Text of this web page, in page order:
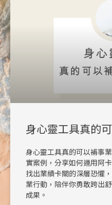
身心靈工具真的
身心靈工具真的可以補事
實案例，分享如何運用阿
找出業績卡關的深層恐懼
業行動，陪伴你勇敢跨出
成果。